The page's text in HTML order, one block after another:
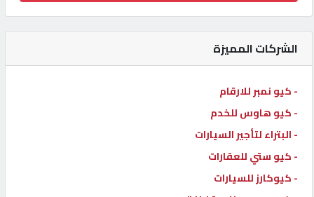
الدليل
القطري
POWERED
QHOST
الشركات المميزة
- كيو نمبر للارقام
- كيو هاوس للخدم
- البتراء لتأجير السيارات
- كيو ستي للعقارات
- كيوكارز للسيارات